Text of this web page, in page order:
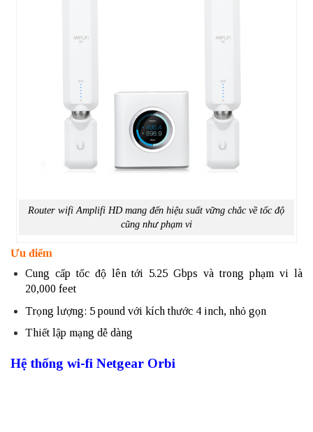
Router wifi Amplifi HD mang đến hiệu suất vững chắc về tốc độ
cũng như phạm vi
Ưu điểm
Cung cấp tốc độ lên tới 5.25 Gbps và trong phạm vi là
20,000 feet
Trọng lượng: 5 pound với kích thước 4 inch, nhỏ gọn
Thiết lập mạng dễ dàng
Hệ thống wi-fi Netgear Orbi